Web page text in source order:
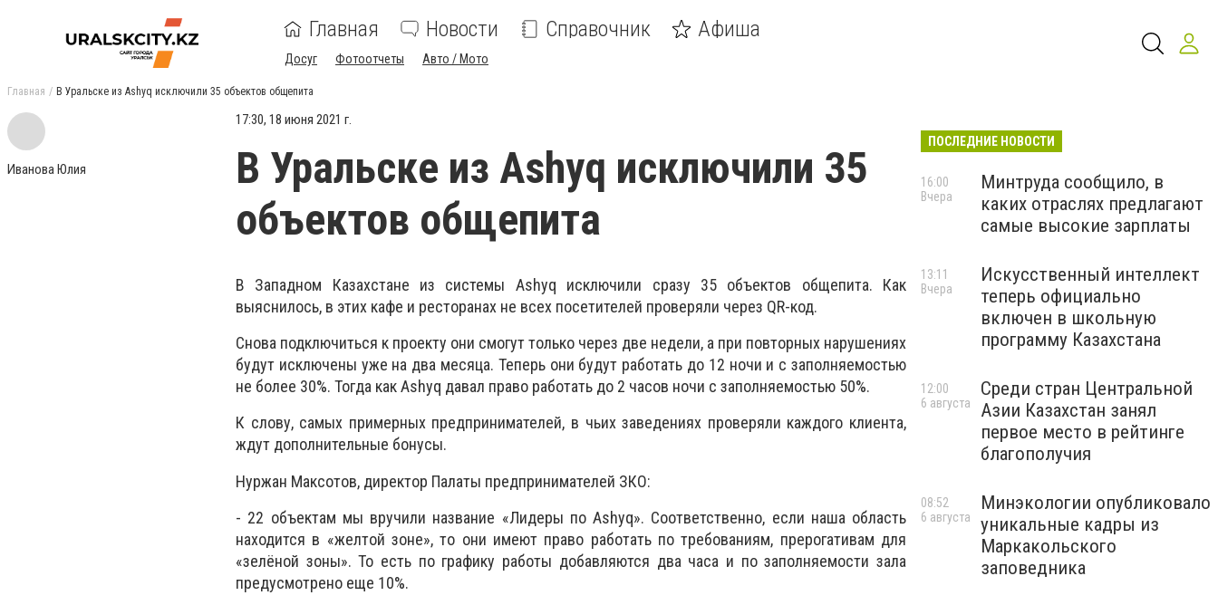
Главная Новости Справочник Афиша
Досуг Фотоотчеты Авто / Мото
Главная В Уральске из Ashyq исключили 35 объектов общепита
Иванова Юлия
17:30, 18 июня 2021 г.
В Уральске из Ashyq исключили 35
объектов общепита
В Западном Казахстане из системы Ashyq исключили сразу 35 объектов общепита. Как
выяснилось, в этих кафе и ресторанах не всех посетителей проверяли через QR-код.
Снова подключиться к проекту они смогут только через две недели, а при повторных нарушениях
будут исключены уже на два месяца. Теперь они будут работать до 12 ночи и с заполняемостью
не более 30%. Тогда как Ashyq давал право работать до 2 часов ночи с заполняемостью 50%.
К слову, самых примерных предпринимателей, в чьих заведениях проверяли каждого клиента,
ждут дополнительные бонусы.
Нуржан Максотов, директор Палаты предпринимателей ЗКО:
- 22 объектам мы вручили название «Лидеры по Ashyq». Соответственно, если наша область
находится в «желтой зоне», то они имеют право работать по требованиям, прерогативам для
«зелёной зоны». То есть по графику работы добавляются два часа и по заполняемости зала
предусмотрено еще 10%.
ПОСЛЕДНИЕ НОВОСТИ
Минтруда сообщило, в
каких отраслях предлагают
самые высокие зарплаты
16:00
Вчера
Искусственный интеллект
теперь официально
включен в школьную
программу Казахстана
13:11
Вчера
Среди стран Центральной
Азии Казахстан занял
первое место в рейтинге
благополучия
12:00
6 августа
Минэкологии опубликовало
уникальные кадры из
Маркакольского
заповедника
08:52
6 августа